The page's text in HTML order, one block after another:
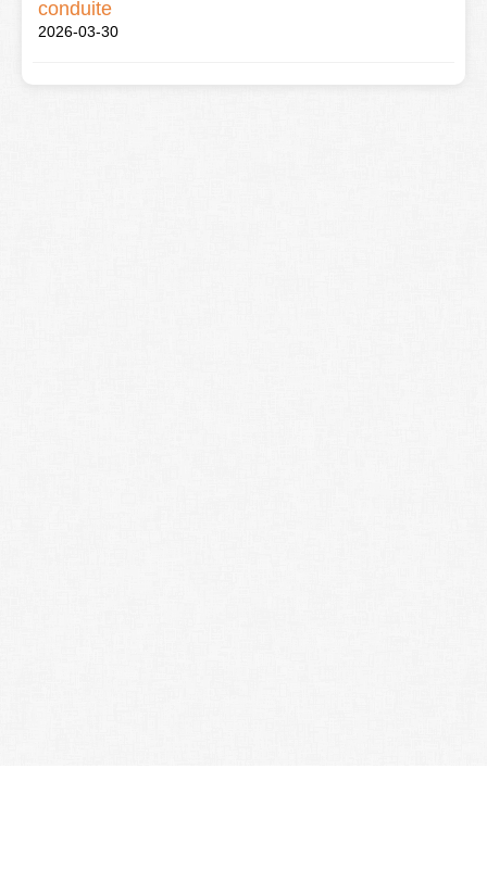
conduite
2026-03-30